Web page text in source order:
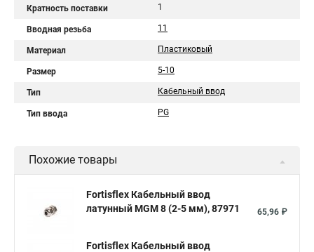
Кратность поставки 1
Вводная резьба 11
Материал Пластиковый
Размер 5-10
Тип Кабельный ввод
Тип ввода PG
Похожие товары
Fortisflex Кабельный ввод
латунный МGM 8 (2-5 мм), 87971
65,96 ₽
Fortisflex Кабельный ввод